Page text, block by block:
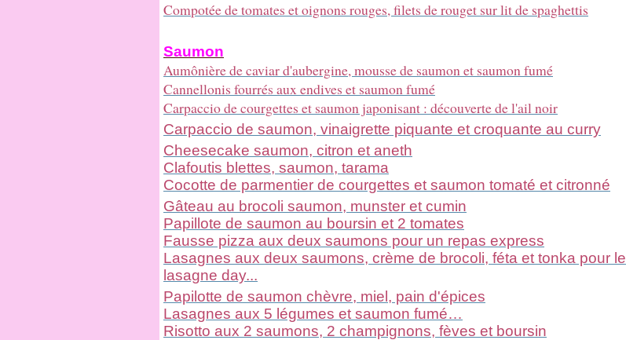
Compotée de tomates et oignons rouges, filets de rouget sur lit de spaghettis
Saumon
Aumônière de caviar d'aubergine, mousse de saumon et saumon fumé
Cannellonis fourrés aux endives et saumon fumé
Carpaccio de courgettes et saumon japonisant : découverte de l'ail noir
Carpaccio de saumon, vinaigrette piquante et croquante au curry
Cheesecake saumon, citron et aneth
Clafoutis blettes, saumon, tarama
Cocotte de parmentier de courgettes et saumon tomaté et citronné
Gâteau au brocoli saumon, munster et cumin
Papillote de saumon au boursin et 2 tomates
Fausse pizza aux deux saumons pour un repas express
Lasagnes aux deux saumons, crème de brocoli, féta et tonka pour le
lasagne day...
Papilotte de saumon chèvre, miel, pain d'épices
Lasagnes aux 5 légumes et saumon fumé…
Risotto aux 2 saumons, 2 champignons, fèves et boursin